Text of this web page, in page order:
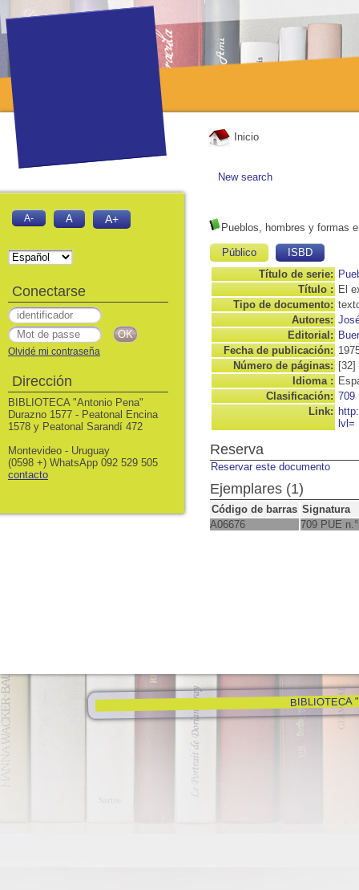
Inicio
New search
Pueblos, hombres y formas
Público
ISBD
Título de serie:
Título : El
Tipo de documento:
Autores:
Editorial:
Fecha de publicación:
Número de páginas: [32]
Idioma :
Clasificación: 709
Link:
lvl=
Reserva
Reservar este documento
Ejemplares (1)
Código de barras Signatura
A06676
709 PUE
BIBLIOTECA
A- A A+
Conectarse
Olvidé mi contraseña
Dirección
BIBLIOTECA "Antonio Pena"
Durazno 1577 - Peatonal Encina
1578 y Peatonal Sarandí 472
Montevideo - Uruguay
(0598 +) WhatsApp 092 529 505
contacto